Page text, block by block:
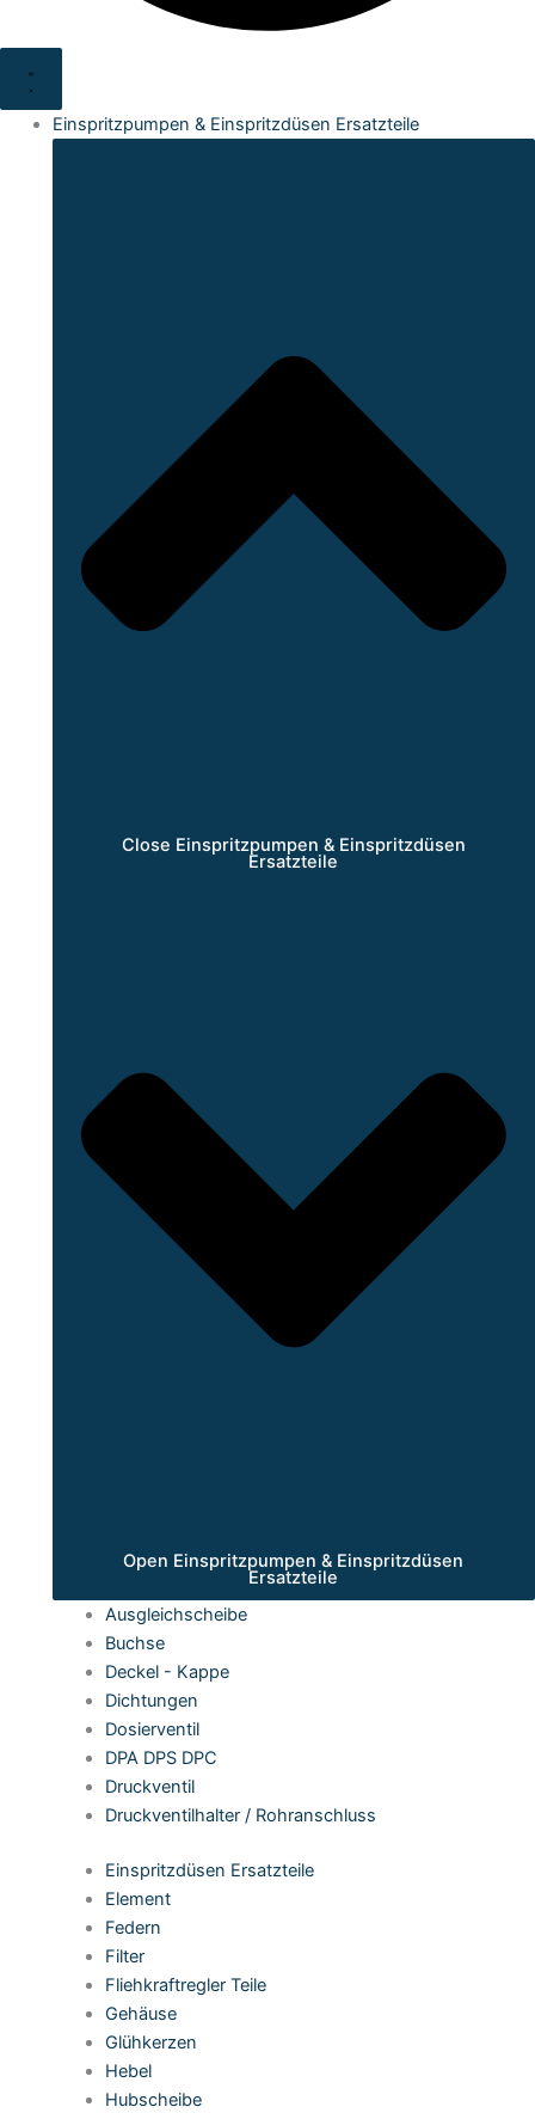
Einspritzpumpen & Einspritzdüsen Ersatzteile
Close Einspritzpumpen & Einspritzdüsen
Ersatzteile
Open Einspritzpumpen & Einspritzdüsen
Ersatzteile
Ausgleichscheibe
Buchse
Deckel - Kappe
Dichtungen
Dosierventil
DPA DPS DPC
Druckventil
Druckventilhalter / Rohranschluss
Einspritzdüsen Ersatzteile
Element
Federn
Filter
Fliehkraftregler Teile
Gehäuse
Glühkerzen
Hebel
Hubscheibe